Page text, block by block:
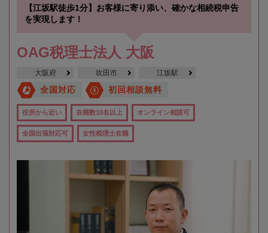
【江坂駅徒歩1分】お客様に寄り添い、確かな相続税申告
を実現します！
OAG税理士法人 大阪
大阪府 吹田市 江坂駅
全国対応 初回相談無料
役所から近い 在籍数10名以上 オンライン相談可
全国出張対応可 女性税理士在籍